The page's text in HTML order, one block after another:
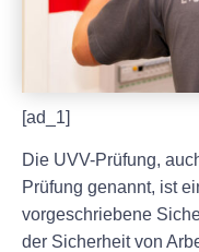
[ad_1]
Die UVV-Prüfung,
Prüfung genannt, ist
vorgeschriebene
der Sicherheit von